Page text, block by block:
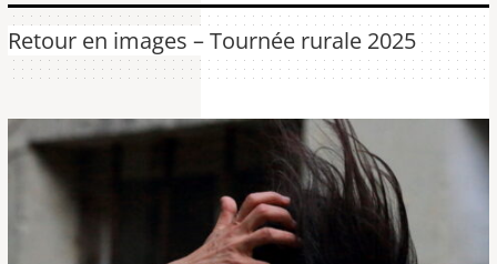
Retour en images –Tournée rurale 2025